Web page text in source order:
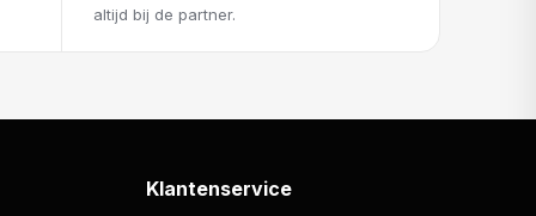
altijd bij de partner.
Klantenservice